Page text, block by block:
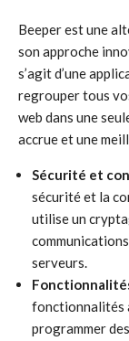
Beeper est une
son approche
s’agit d’une
regrouper tous
web dans une
accrue et une
Sécurité et
sécurité et la
utilise un
serveurs.
fonctionnalités
programmer